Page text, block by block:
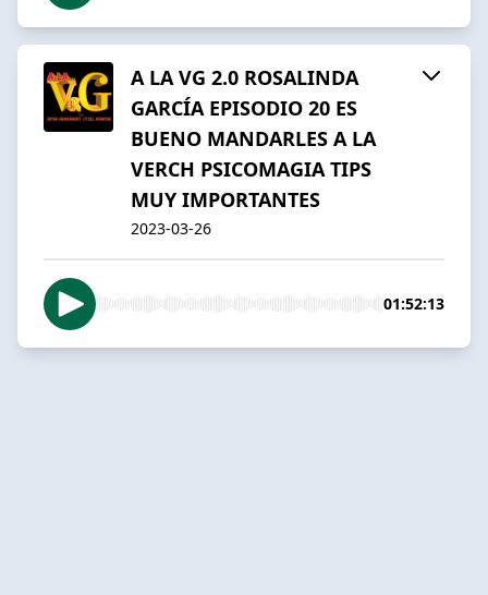
A LA VG 2.0 ROSALINDA
GARCÍA EPISODIO 20 ES
BUENO MANDARLES A LA
VERCH PSICOMAGIA TIPS
MUY IMPORTANTES
2023-03-26
01:52:13